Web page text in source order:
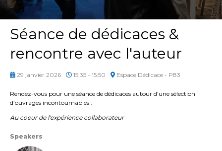
Séance de dédicaces &
rencontre avec l'auteur
29 janvier 2026 15:35 - 15:50 Espace Dédicace - P83
Rendez-vous pour une séance de dédicaces autour d’une sélection
d’ouvrages incontournables :
Au coeur de l'expérience collaborateur
Speakers